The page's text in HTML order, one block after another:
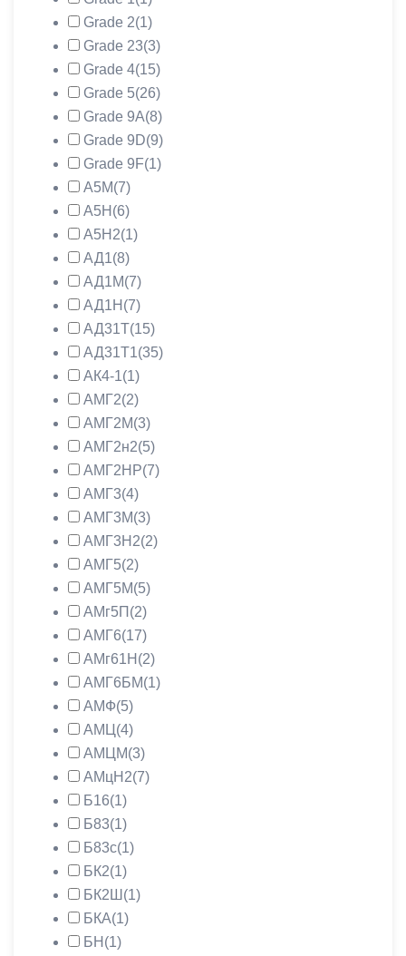
Grade 2(1)
Grade 23(3)
Grade 4(15)
Grade 5(26)
Grade 9A(8)
Grade 9D(9)
Grade 9F(1)
А5М(7)
А5Н (6)
А5Н2(1)
АД1(8)
АД1М(7)
АД1Н (7)
АД31Т(15)
АД31Т1(35)
АК4-1(1)
АМГ2(2)
АМГ2М(3)
АМГ2н2(5)
АМГ2НР(7)
АМГ3(4)
АМГ3М(3)
АМГ3Н2(2)
АМГ5(2)
АМГ5М(5)
АМг5П (2)
АМГ6(17)
АМг61Н (2)
АМГ6БМ(1)
АМФ(5)
АМЦ (4)
АМЦМ(3)
АМцН2(7)
Б16(1)
Б83(1)
Б83с(1)
БК2(1)
БК2Ш (1)
БКА(1)
БН (1)